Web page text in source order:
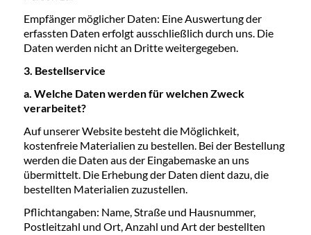
Empfänger möglicher Daten: Eine Auswertung der
erfassten Daten erfolgt ausschließlich durch uns. Die
Daten werden nicht an Dritte weitergegeben.
3. Bestellservice
a. Welche Daten werden für welchen Zweck
verarbeitet?
Auf unserer Website besteht die Möglichkeit,
kostenfreie Materialien zu bestellen. Bei der Bestellung
werden die Daten aus der Eingabemaske an uns
übermittelt. Die Erhebung der Daten dient dazu, die
bestellten Materialien zuzustellen.
Pflichtangaben: Name, Straße und Hausnummer,
Postleitzahl und Ort, Anzahl und Art der bestellten